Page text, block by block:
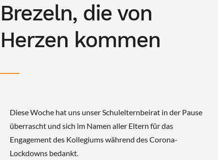
Brezeln, die von
Herzen kommen
Diese Woche hat uns unser Schulelternbeirat in der Pause
überrascht und sich im Namen aller Eltern für das
Engagement des Kollegiums während des Corona-
Lockdowns bedankt.